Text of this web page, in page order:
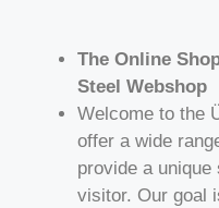
The Online
Steel Webshop
Welcome to the
offer a wide
provide a
visitor. Our goal